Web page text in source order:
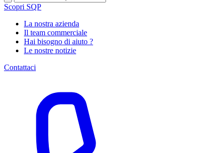
Scopri SQP
La nostra azienda
Il team commerciale
Hai bisogno di aiuto ?
Le nostre notizie
Contattaci